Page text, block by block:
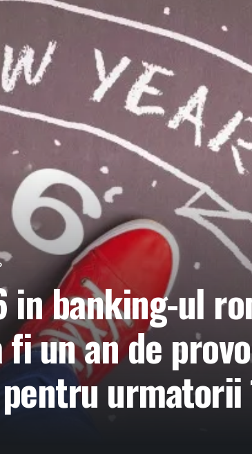
banking-ul
fi un an de
urmatorii